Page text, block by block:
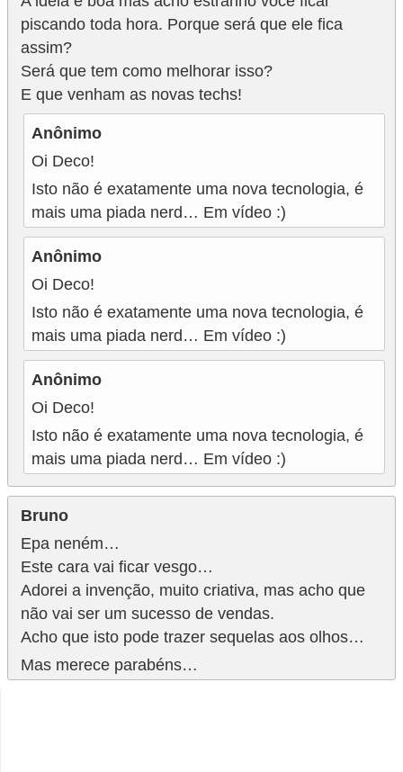
piscando toda hora. Porque será que ele fica
assim?
Será que tem como melhorar isso?
E que venham as novas techs!
Anônimo
Oi Deco!
Isto não é exatamente uma nova tecnologia, é
mais uma piada nerd… Em vídeo :)
Anônimo
Oi Deco!
Isto não é exatamente uma nova tecnologia, é
mais uma piada nerd… Em vídeo :)
Anônimo
Oi Deco!
Isto não é exatamente uma nova tecnologia, é
mais uma piada nerd… Em vídeo :)
Bruno
Epa neném…
Este cara vai ficar vesgo…
Adorei a invenção, muito criativa, mas acho que
não vai ser um sucesso de vendas.
Acho que isto pode trazer sequelas aos olhos…
Mas merece parabéns…
P
i
a
d
a
s
P
r
o
d
u
t
i
v
i
d
a
d
e
e
o
r
g
a
n